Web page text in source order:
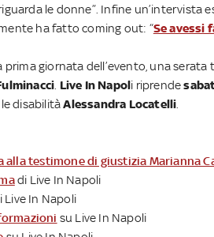
le donne”. Infine un’intervista
ha fatto coming out: “Se avessi
prima giornata dell’evento, una
Live In Napoli riprende
disabilitàAlessandra Locatelli
alla testimone di giustizia Marianna
di Live In Napoli
Live In Napoli
su Live In Napoli